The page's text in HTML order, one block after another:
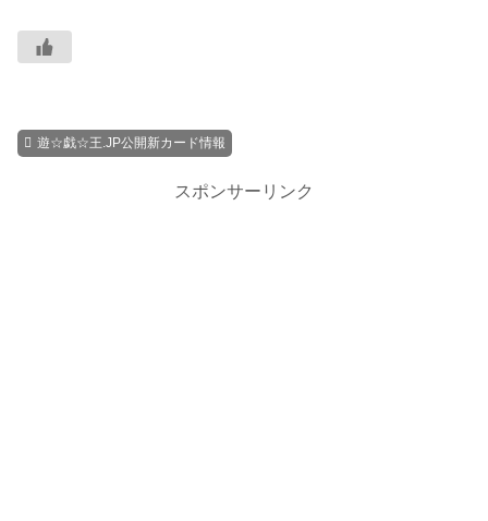
遊☆戯☆王.JP公開新カード情報
スポンサーリンク